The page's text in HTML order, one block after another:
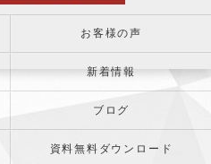
お客様の声
新着情報
ブログ
資料無料ダウンロード